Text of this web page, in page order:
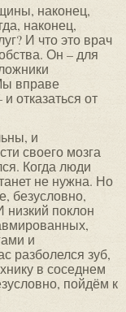
наконец,
наконец,
И что это врач
Он – для
вправе
отказаться от
и
своего мозга
Когда люди
не нужна. Но
безусловно,
поклон
и
разболелся зуб,
в соседнем
пойдём к